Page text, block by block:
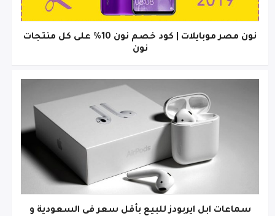
نون مصر موبايلات | كود خصم نون 10% على كل منتجات
نون
سماعات ابل ايربودز للبيع بأقل سعر فى السعودية و